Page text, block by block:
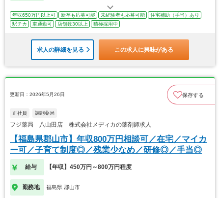
年収650万円以上可 新卒も応募可能 未経験者も応募可能
住宅補助（手当）あり
駅チカ
車通勤可 店舗数30以上 積極採用中
求人の詳細を見る この求人に興味がある
更新日：2026年5月26日 保存する
正社員 調剤薬局
フジ薬局 八山田店 株式会社メディカの薬剤師求人
【福島県郡山市】年収800万円相談可／在宅／マイカ
ー可／子育て制度◎／残業少なめ／研修◎／手当◎
給与 【年収】450万円～800万円程度
勤務地 福島県 郡山市